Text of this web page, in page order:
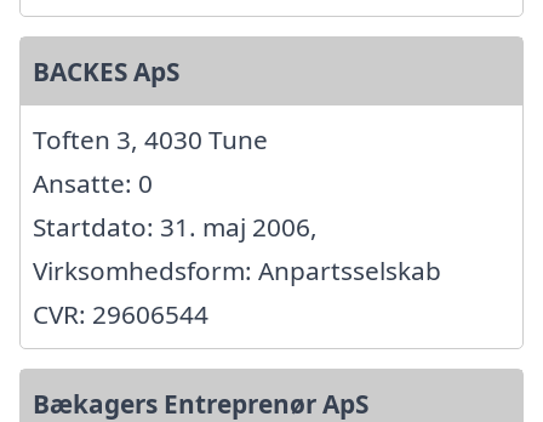
BACKES ApS
Toften 3, 4030 Tune
Ansatte: 0
Startdato: 31. maj 2006,
Virksomhedsform: Anpartsselskab
CVR: 29606544
Bækagers Entreprenør ApS